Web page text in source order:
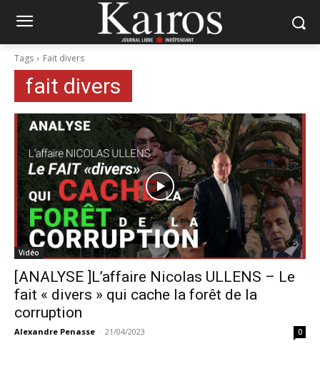
Tags Fait divers
fait divers
Vidéo
[ANALYSE ]L’affaire Nicolas ULLENS – Le
fait « divers » qui cache la forêt de la
corruption
Alexandre Penasse - 21/04/2023 0